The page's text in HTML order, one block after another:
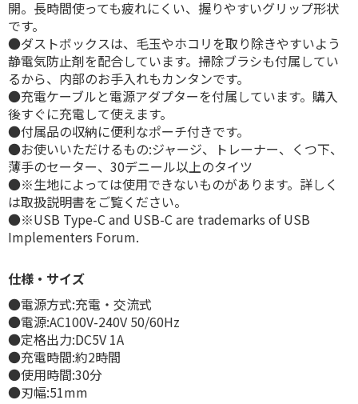
開。長時間使っても疲れにくい、握りやすいグリップ形状
です。
●ダストボックスは、毛玉やホコリを取り除きやすいよう
静電気防止剤を配合しています。掃除ブラシも付属してい
るから、内部のお手入れもカンタンです。
●充電ケーブルと電源アダプターを付属しています。購入
後すぐに充電して使えます。
●付属品の収納に便利なポーチ付きです。
●お使いいただけるもの:ジャージ、トレーナー、くつ下、
薄手のセーター、30デニール以上のタイツ
●※生地によっては使用できないものがあります。詳しく
は取扱説明書をご覧ください。
●※USB Type-C and USB-C are trademarks of USB
Implementers Forum.
仕様・サイズ
●電源方式:充電・交流式
●電源:AC100V-240V 50/60Hz
●定格出力:DC5V 1A
●充電時間:約2時間
●使用時間:30分
●刃幅:51mm